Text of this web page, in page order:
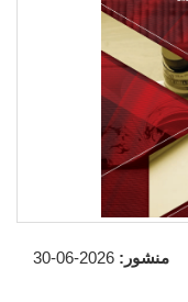
منشور: 2026-06-30